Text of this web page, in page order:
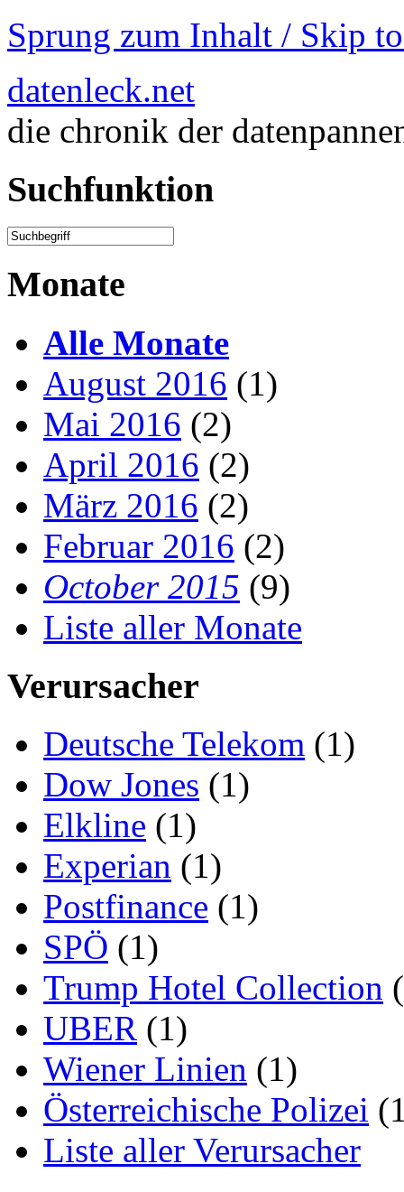
Sprung zum Inhalt / Skip
datenleck.net
die chronik der
Suchfunktion
Monate
Alle Monate
August 2016 (1)
Mai 2016 (2)
April 2016 (2)
März 2016 (2)
Februar 2016 (2)
October 2015 (9)
Liste aller Monate
Verursacher
Deutsche Telekom (1)
Dow Jones (1)
Elkline (1)
Experian (1)
Postfinance (1)
SPÖ (1)
Trump Hotel Collection
UBER (1)
Wiener Linien (1)
Österreichische Polizei
Liste aller Verursacher